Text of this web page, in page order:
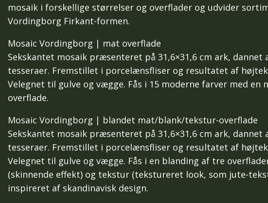
mosaik i forskellige størrelser og overflader og udvider
Vordingborg Firkant-formen.
Mosaic Vordingborg | mat overflade
Sekskantet mosaik præsenteret på 31,6×31,6 cm ark, dannet
tesseraer. Fremstillet i porcelænsfliser og resultatet af
Velegnet til gulve og vægge. Fås i 15 moderne farver med en
overflade.
Mosaic Vordingborg | blandet mat/blank/tekstur-overflade
Sekskantet mosaik præsenteret på 31,6×31,6 cm ark, dannet
tesseraer. Fremstillet i porcelænsfliser og resultatet af
Velegnet til gulve og vægge. Fås i en blanding af tre
(skinnende effekt) og tekstur (tekstureret look, som jute-
inspireret af skandinavisk design.